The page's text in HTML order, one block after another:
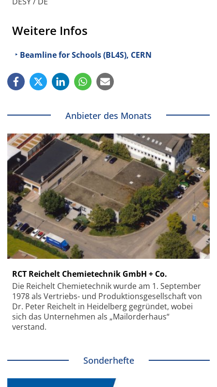
Weitere Infos
Beamline for Schools (BL4S), CERN
Anbieter des Monats
RCT Reichelt Chemietechnik GmbH + Co.
Die Reichelt Chemietechnik wurde am 1. September
1978 als Vertriebs- und Produktionsgesellschaft von
Dr. Peter Reichelt in Heidelberg gegründet, wobei
sich das Unternehmen als „Mailorderhaus“
verstand.
Sonderhefte